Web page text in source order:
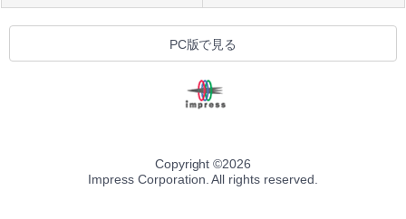
PC版で見る
Copyright ©2026
Impress Corporation. All rights reserved.